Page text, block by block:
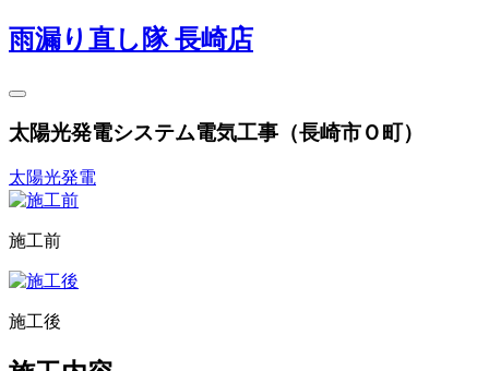
雨漏り直し隊 長崎店
太陽光発電システム電気工事（長崎市Ｏ町）
太陽光発電
施工前
施工後